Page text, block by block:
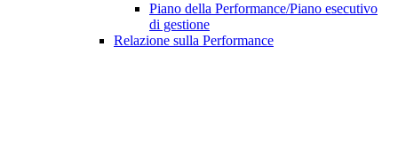
Piano della Performance/Piano esecutivo
di gestione
Relazione sulla Performance